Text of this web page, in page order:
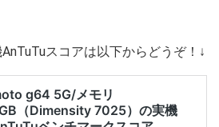
スコアは以下からどうぞ！↓